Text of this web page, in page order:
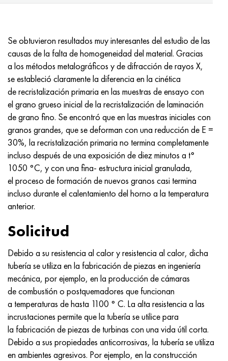
Se obtuvieron resultados muy interesantes del estudio de las
causas de la falta de homogeneidad del material. Gracias
a los métodos metalográficos y de difracción de rayos X,
se estableció claramente la diferencia en la cinética
de recristalización primaria en las muestras de ensayo con
el grano grueso inicial de la recristalización de laminación
de grano fino. Se encontró que en las muestras iniciales con
granos grandes, que se deforman con una reducción de E =
30%, la recristalización primaria no termina completamente
incluso después de una exposición de diez minutos a t°
1050 °C, y con una fina- estructura inicial granulada,
el proceso de formación de nuevos granos casi termina
incluso durante el calentamiento del horno a la temperatura
anterior.
Solicitud
Debido a su resistencia al calor y resistencia al calor, dicha
tubería se utiliza en la fabricación de piezas en ingeniería
mecánica, por ejemplo, en la producción de cámaras
de combustión o postquemadores que funcionan
a temperaturas de hasta 1100 ° C. La alta resistencia a las
incrustaciones permite que la tubería se utilice para
la fabricación de piezas de turbinas con una vida útil corta.
Debido a sus propiedades anticorrosivas, la tubería se utiliza
en ambientes agresivos. Por ejemplo, en la construcción